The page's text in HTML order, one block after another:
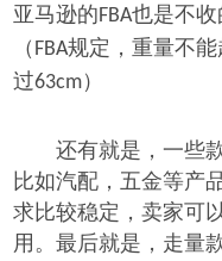
亚马逊的FBA也是不收
（ FBA规定，重量不
过63cm）
还有就是，一些
比如汽配，五金等产
求比较稳定，卖家可
用。最后就是，走量